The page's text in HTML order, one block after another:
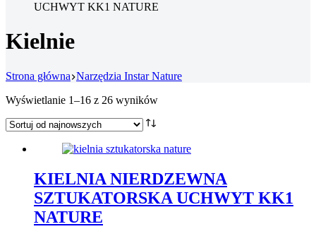
Kielnie
Strona główna Narzędzia Instar Nature
Wyświetlanie 1–16 z 26 wynikówPosortowane
KIELNIA NIERDZEWNA
SZTUKATORSKA UCHWYT KK1
NATURE